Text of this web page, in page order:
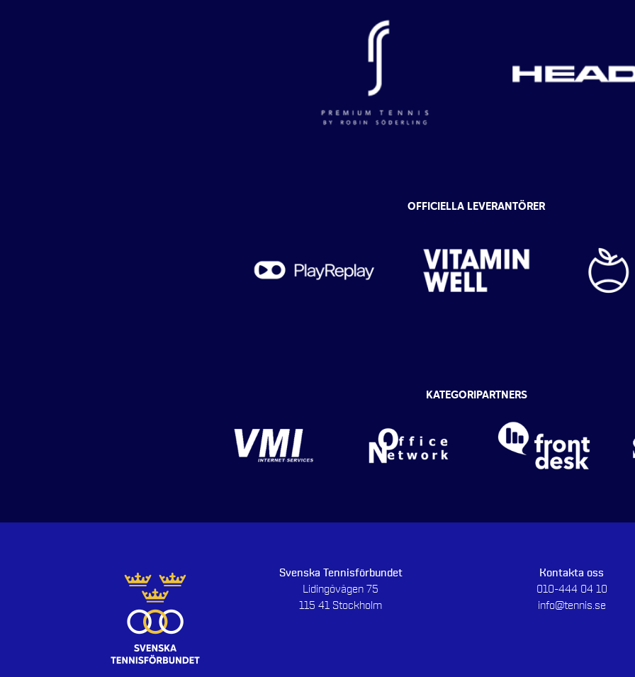
OFFICIELLA LEVERANTÖRER
KATEGORIPARTNERS
Svenska Tennisförbundet
Lidingövägen 75
115 41 Stockholm
Kontakta oss
010-444 04 10
info@tennis.se